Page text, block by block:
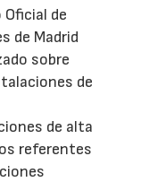
de
de Madrid
sobre
de
de alta
referentes